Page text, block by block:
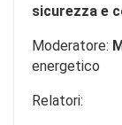
sicurezza e
Moderatore:
energetico
Relatori: